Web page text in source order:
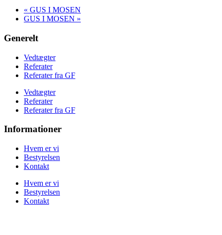
« GUS I MOSEN
GUS I MOSEN »
Generelt
Vedtægter
Referater
Referater fra GF
Vedtægter
Referater
Referater fra GF
Informationer
Hvem er vi
Bestyrelsen
Kontakt
Hvem er vi
Bestyrelsen
Kontakt